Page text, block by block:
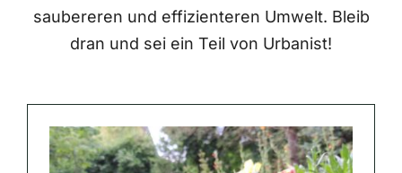
saubereren und effizienteren Umwelt. Bleib
dran und sei ein Teil von Urbanist!